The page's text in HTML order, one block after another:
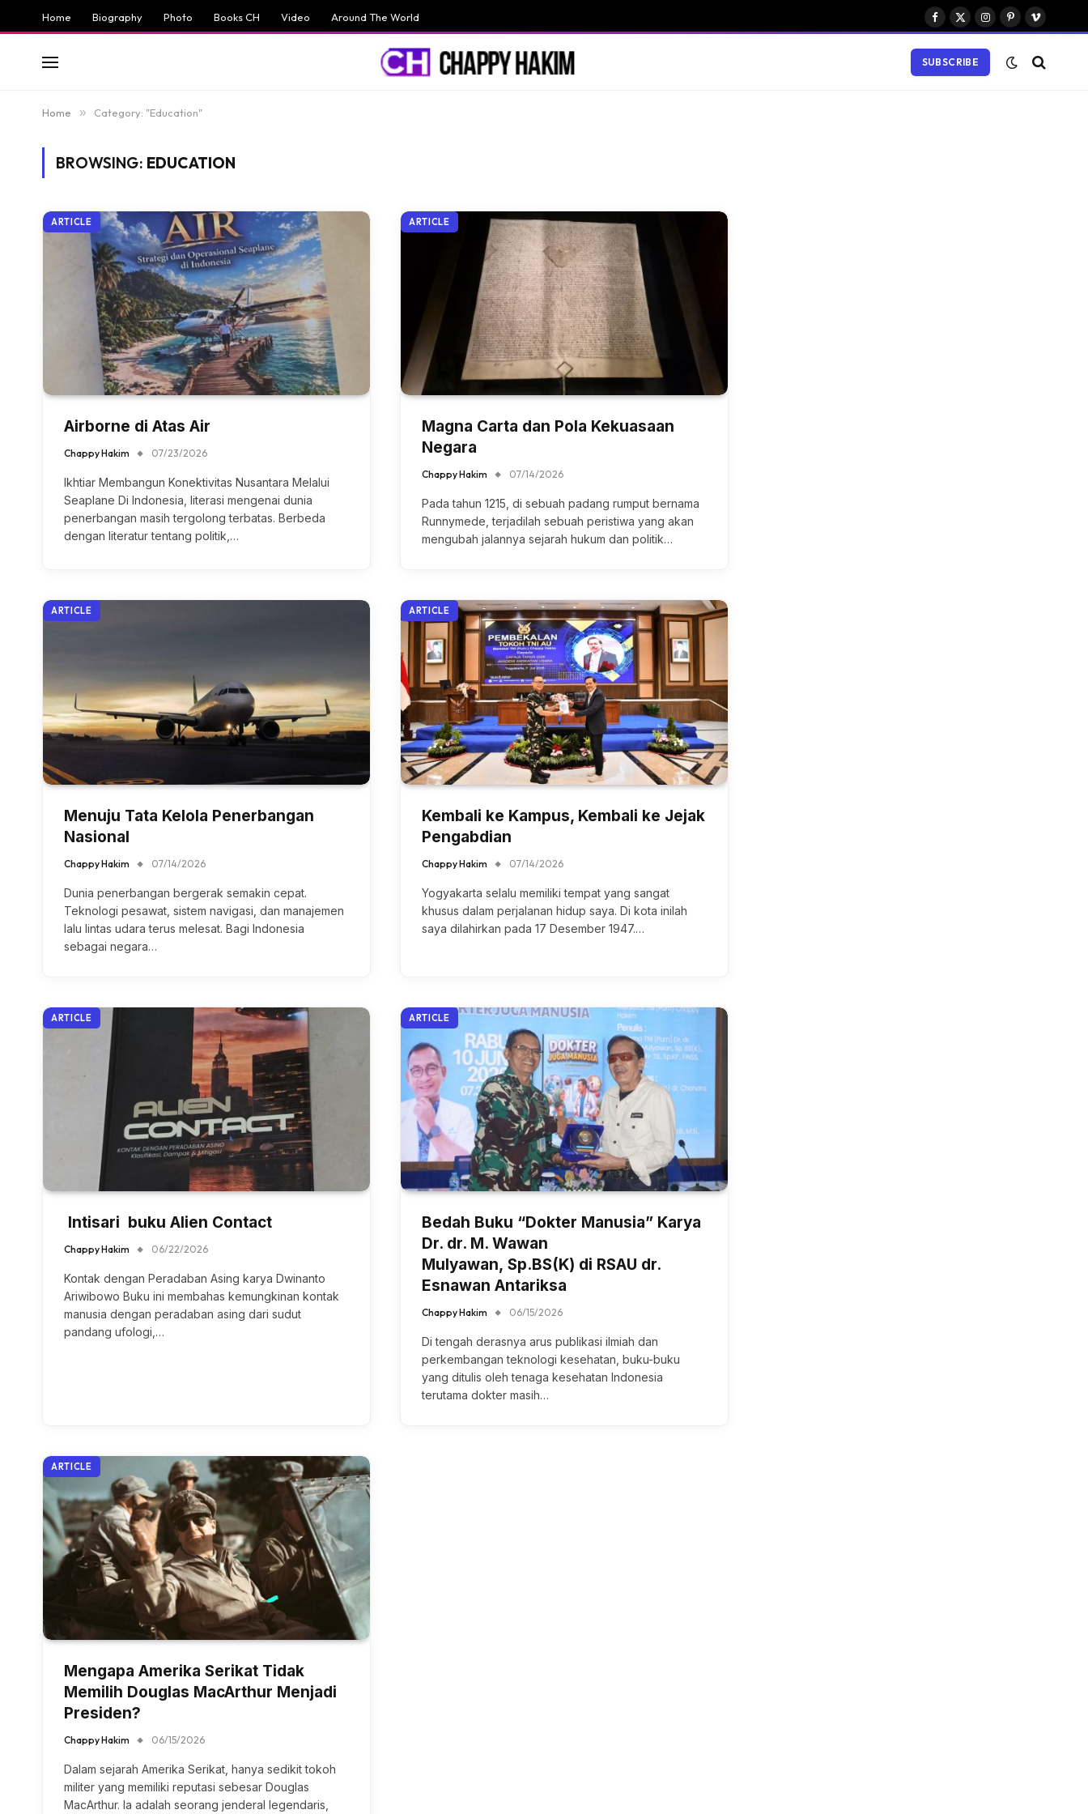
Home Biography Photo Books CH Video Around The World
Facebook
X
Instagram
PinterestVimeo
SUBSCRIBE
Home » Category: "Education"
BROWSING: EDUCATION
ARTICLE
Airborne di Atas Air
Chappy Hakim 07/23/2026
Ikhtiar Membangun Konektivitas Nusantara Melalui
Seaplane Di Indonesia, literasi mengenai dunia
penerbangan masih tergolong terbatas. Berbeda
dengan literatur tentang politik,…
ARTICLE
Magna Carta dan Pola Kekuasaan
Negara
Chappy Hakim 07/14/2026
Pada tahun 1215, di sebuah padang rumput bernama
Runnymede, terjadilah sebuah peristiwa yang akan
mengubah jalannya sejarah hukum dan politik…
ARTICLE
Menuju Tata Kelola Penerbangan
Nasional
Chappy Hakim 07/14/2026
Dunia penerbangan bergerak semakin cepat.
Teknologi pesawat, sistem navigasi, dan manajemen
lalu lintas udara terus melesat. Bagi Indonesia
sebagai negara…
ARTICLE
Kembali ke Kampus, Kembali ke Jejak
Pengabdian
Chappy Hakim 07/14/2026
Yogyakarta selalu memiliki tempat yang sangat
khusus dalam perjalanan hidup saya. Di kota inilah
saya dilahirkan pada 17 Desember 1947.…
ARTICLE
Intisari buku Alien Contact
Chappy Hakim 06/22/2026
Kontak dengan Peradaban Asing karya Dwinanto
Ariwibowo Buku ini membahas kemungkinan kontak
manusia dengan peradaban asing dari sudut
pandang ufologi,…
ARTICLE
Bedah Buku “Dokter Manusia” Karya
Dr. dr. M. Wawan
Mulyawan, Sp.BS(K) di RSAU dr.
Esnawan Antariksa
Chappy Hakim 06/15/2026
Di tengah derasnya arus publikasi ilmiah dan
perkembangan teknologi kesehatan, buku-buku
yang ditulis oleh tenaga kesehatan Indonesia
terutama dokter masih…
ARTICLE
Mengapa Amerika Serikat Tidak
Memilih Douglas MacArthur Menjadi
Presiden?
Chappy Hakim 06/15/2026
Dalam sejarah Amerika Serikat, hanya sedikit tokoh
militer yang memiliki reputasi sebesar Douglas
MacArthur. Ia adalah seorang jenderal legendaris,